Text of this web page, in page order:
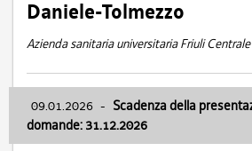
Daniele-Tolmezzo
Azienda sanitaria universitaria Friuli Centrale
09.01.2026 - Scadenza della
domande: 31.12.2026